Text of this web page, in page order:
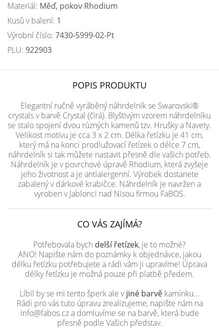
Materiál: Měď, pokov Rhodium
Kusů v balení: 1
Výrobní číslo: 7430-5999-02-Pt
PLU: 922903
POPIS PRODUKTU
Elegantní ručně vyráběný náhrdelník se Swarovski®
crystals v barvě Crystal (čirá). Blyštivým vzorem náhrdelníku
se stalo spojení dvou rúzných kamenů tzv. Hrušky a Navety.
Velikost motivu je cca 3 x 2 cm. Délka řetízku je 41 cm,
který má na konci prodlužovací řetízek o délce 7 cm,
náhrdelník si tak můžete nastavit přesně dle vašich potřeb.
Náhrdelník je v povrchové úpravě Rhodium, která zvyšeje
jeho životnost a je antialergenní. Výrobek dostanete
zabalený v dárkové krabičce. Náhrdelník je navržen a
vyroben v Jablonci nad Nisou firmou FaBOS.
CO VÁS ZAJÍMÁ?
Potřebovala bych delší řetízek, je to možné?
ANO! Napište nám do poznámky k objednávce, jakou
délku řetízku potřebujete a rádi vám ji upravíme! Úprava
délky řetízku je možná pouze při platbě předem.
Líbil by se mi tento šperk ale vjiné barvě kamínku...
Rádi pro vás tuto úpravu zrealizujeme, napište nám na
info@fabos.cz a domluvíme se na barvě, která bude
přesně podle Vašich představ.